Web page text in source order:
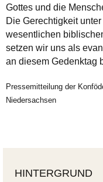
Gottes und die
Die Gerechtigkeit
wesentlichen
setzen wir uns als
an diesem Gedenktag
Pressemitteilung der
Niedersachsen
HINTERGRUND